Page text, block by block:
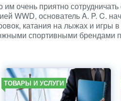
им очень приятно
WWD, основатель A. P. C.
катания на лыжах и игры
спортивными брендами
ТОВАРЫ И УСЛУГИ